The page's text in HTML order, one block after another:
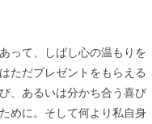
って、しばし心の温もりを
ただプレゼントをもらえる
、あるいは分かち合う喜び
めに。そして何より私自身